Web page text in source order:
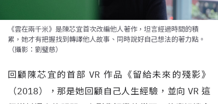
《雲在兩千米》是陳芯宜首次改編他人著作，坦言經過時間的積
累，她才有把握找到轉譯他人故事、同時說好自己想法的著力點。
（攝影：劉璧慈）
回顧陳芯宜的首部VR 作品《留給未來的殘影》
（2018），那是她回顧自己人生經驗，並向VR 這